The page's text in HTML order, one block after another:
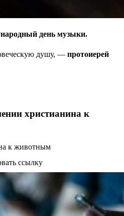
день музыки.
душу, — протоиерей
христианина к
к животным